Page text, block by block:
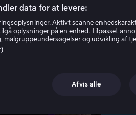
data for at levere:
Aktivt scanne
oplysninger på en enhed. Tilpasset
målgruppeundersøgelser og udvikling af
Afvis alle